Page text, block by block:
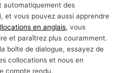
automatiquement des
et vous pouvez aussi apprendre
en anglais, vous
et paraîtrez plus couramment.
boîte de dialogue, essayez de
collocations et nous en
compte rendu.